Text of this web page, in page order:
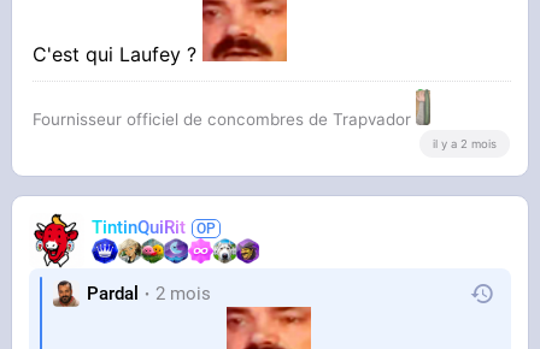
Ce défonçage de rétine
God of War Laufey - Gameplay Reveal Trailer |
PS5 Games
PlayStation
C'est qui Laufey ?
Fournisseur officiel de concombres de Trapvador
il y a 2 mois
TintinQuiRit
Pardal 2 mois